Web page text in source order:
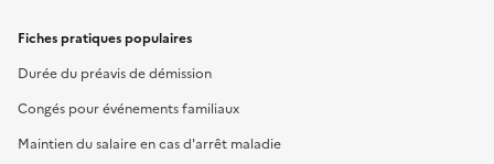
Fiches pratiques populaires
Durée du préavis de démission
Congés pour événements familiaux
Maintien du salaire en cas d'arrêt maladie